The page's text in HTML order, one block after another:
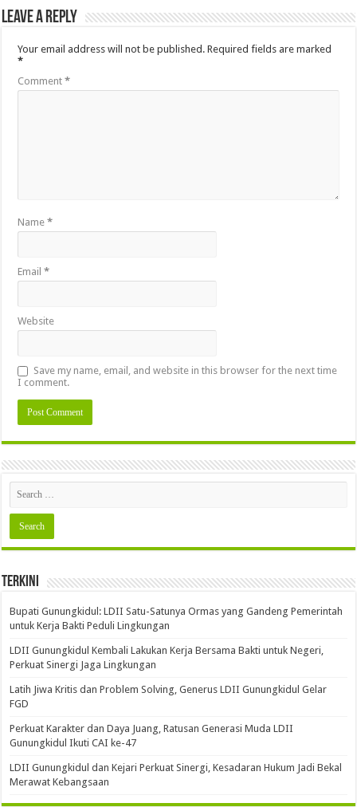
Leave a Reply
Your email address will not be published. Required fields are marked
*
Comment*
Name*
Email*
Website
Save my name, email, and website in this browser for the next time
I comment.
Terkini
Bupati Gunungkidul: LDII Satu-Satunya Ormas yang Gandeng Pemerintah
untuk Kerja Bakti Peduli Lingkungan
LDII Gunungkidul Kembali Lakukan Kerja Bersama Bakti untuk Negeri,
Perkuat Sinergi Jaga Lingkungan
Latih Jiwa Kritis dan Problem Solving, Generus LDII Gunungkidul Gelar
FGD
Perkuat Karakter dan Daya Juang, Ratusan Generasi Muda LDII
Gunungkidul Ikuti CAI ke-47
LDII Gunungkidul dan Kejari Perkuat Sinergi, Kesadaran Hukum Jadi Bekal
Merawat Kebangsaan